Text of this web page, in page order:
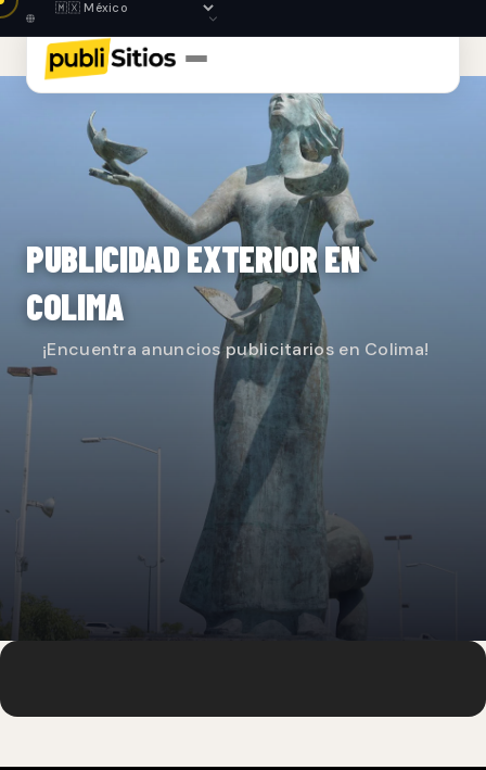
PUBLICIDAD EXTERIOR EN
COLIMA
¡Encuentra anuncios publicitarios en Colima!